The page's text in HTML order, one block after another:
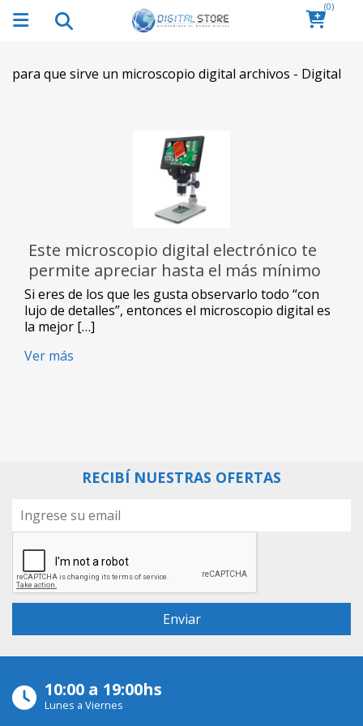
(0)
para que sirve un microscopio digital archivos - Digital
Este microscopio digital electrónico te
permite apreciar hasta el más mínimo
detalle
Si eres de los que les gusta observarlo todo “con
lujo de detalles”, entonces el microscopio digital es
la mejor […]
Ver más
RECIBÍ NUESTRAS OFERTAS
10:00 a 19:00hs
Lunes a Viernes